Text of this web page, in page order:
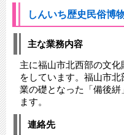
しんいち歴史民俗博
主な業務内容
主に福山市北西部の文
をしています。福山市
業の礎となった「備後
ます。
連絡先